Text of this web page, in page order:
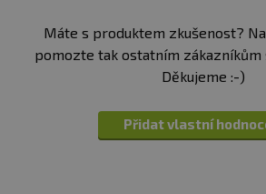
Máte s produktem zkušenost?
pomozte tak ostatním zákazníkům
Děkujeme :-)
Přidat vlastní